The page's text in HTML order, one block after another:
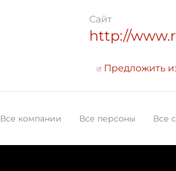
Сайт
http://
Предложить
Все компании Все персоны Все